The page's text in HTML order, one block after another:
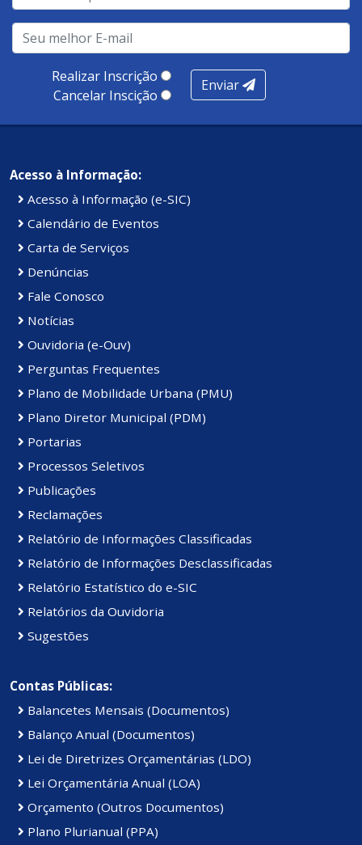
infraestrutura, presença digital e cobertura e
produtividade. Somados, todos as categorias totalizam
Kennedy.Realizar Inscrição
Cancelar Inscição
Enviar
Acesso à Informação:
Acesso à Informação (e-SIC)
Calendário de Eventos
Carta de Serviços
Denúncias
Fale Conosco
Notícias
Ouvidoria (e-Ouv)
Perguntas Frequentes
Plano de Mobilidade Urbana (PMU)
Plano Diretor Municipal (PDM)
Portarias
Processos Seletivos
Publicações
Reclamações
Relatório de Informações Classificadas
Relatório de Informações Desclassificadas
Relatório Estatístico do e-SIC
Relatórios da Ouvidoria
Sugestões
Contas Públicas:
Balancetes Mensais (Documentos)
Balanço Anual (Documentos)
Lei de Diretrizes Orçamentárias (LDO)
Lei Orçamentária Anual (LOA)
Orçamento (Outros Documentos)
Plano Plurianual (PPA)